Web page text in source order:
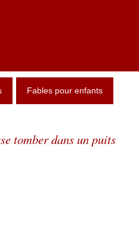
Fables pour enfants
tomber dans un puits